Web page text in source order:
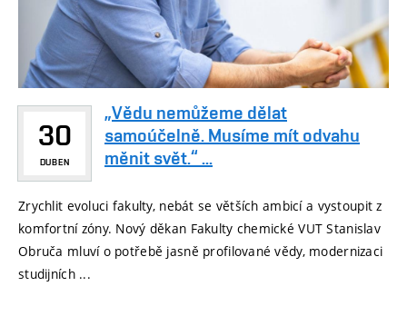
30
DUBEN
„Vědu nemůžeme dělat
samoúčelně. Musíme mít odvahu
měnit svět.“ ...
Zrychlit evoluci fakulty, nebát se větších ambicí a vystoupit z
komfortní zóny. Nový děkan Fakulty chemické VUT Stanislav
Obruča mluví o potřebě jasně profilované vědy, modernizaci
studijních ...